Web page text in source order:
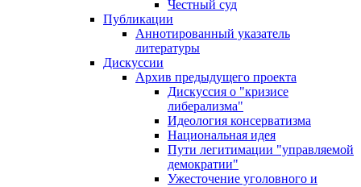
Честный суд
Публикации
Аннотированный указатель
литературы
Дискуссии
Архив предыдущего проекта
Дискуссия о "кризисе
либерализма"
Идеология консерватизма
Национальная идея
Пути легитимации "управляемой
демократии"
Ужесточение уголовного и